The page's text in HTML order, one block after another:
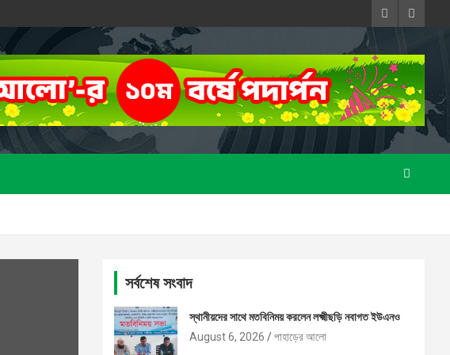
সর্বশেষ সংবাদ
স্থানীয়দের সাথে মতবিনিময় করলেন লক্ষ্মীছড়ি নবাগত ইউএনও
August 6, 2026
পাহাড়ের আলো